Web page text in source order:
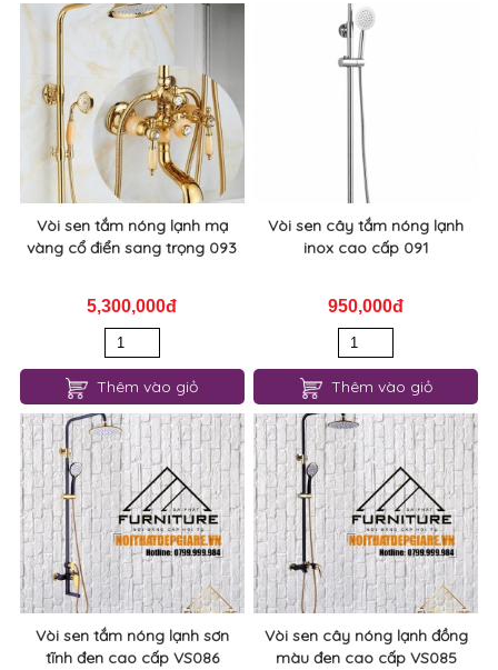
Vòi sen tắm nóng lạnh mạ
vàng cổ điển sang trọng 093
5,300,000đ
Thêm vào giỏ
Vòi sen cây tắm nóng lạnh
inox cao cấp 091
950,000đ
Thêm vào giỏ
Vòi sen tắm nóng lạnh sơn
tĩnh đen cao cấp VS086
Vòi sen cây nóng lạnh đồng
màu đen cao cấp VS085